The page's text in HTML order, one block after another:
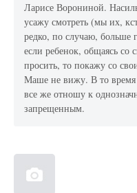
Ларисе Ворониной.
усажу смотреть (мы их,
редко, по случаю, больше
если ребенок, общаясь со
просить, то покажу со
Маше не вижу. В то время
все же отношу к
запрещенным.